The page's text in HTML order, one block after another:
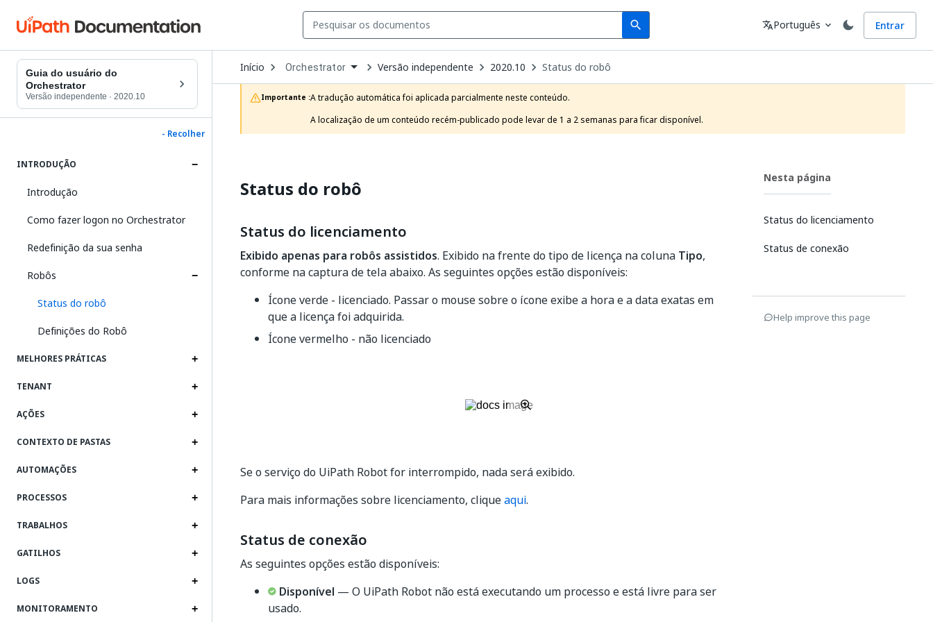
search
Search Idioma
translatePortuguês expand_more Entrar
Guia do usuário do
Orchestrator
Versão independente · 2020.10
- Recolher
INTRODUÇÃO
Introdução
Como fazer logon no Orchestrator
Redefinição da sua senha
Robôs
Status do robô
Definições do Robô
MELHORES PRÁTICAS
TENANT
AÇÕES
CONTEXTO DE PASTAS
AUTOMAÇÕES
PROCESSOS
TRABALHOS
GATILHOS
LOGS
MONITORAMENTO
Início Open
Dropdown
to
choose
product
Orchestrator Versão independente 2020.10 Status do robô
Importante :A tradução automática foi aplicada parcialmente neste conteúdo.
A localização de um conteúdo recém-publicado pode levar de 1 a 2 semanas para ficar disponível.
Status do robô
Status do licenciamento
Exibido apenas para robôs assistidos. Exibido na frente do tipo de licença na coluna Tipo,
conforme na captura de tela abaixo. As seguintes opções estão disponíveis:
Ícone verde - licenciado. Passar o mouse sobre o ícone exibe a hora e a data exatas em
que a licença foi adquirida.
Ícone vermelho - não licenciado
Se o serviço do UiPath Robot for interrompido, nada será exibido.
Para mais informações sobre licenciamento, cliqueaqui.
Status de conexão
As seguintes opções estão disponíveis:
Disponível — O UiPath Robot não está executando um processo e está livre para ser
usado.
Nesta página
Status do licenciamento
Status de conexão
Help improve this page